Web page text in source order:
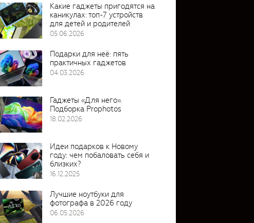
Какие гаджеты пригодятся на
каникулах: топ-7 устройств
для детей и родителей
05.06.2026
Подарки для неё: пять
практичных гаджетов
04.03.2026
Гаджеты «Для него».
Подборка Prophotos
18.02.2026
Идеи подарков к Новому
году: чем побаловать себя и
близких?
16.12.2025
Лучшие ноутбуки для
фотографа в 2026 году
06.05.2026